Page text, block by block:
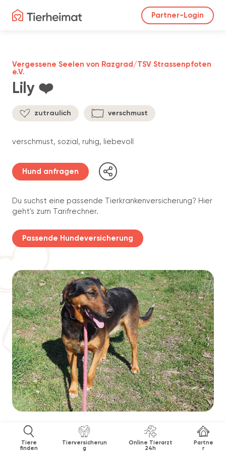
Partner-Login
Tiere
finden
Tierversicherun
g
Online Tierarzt
24h
Partne
r
Lily ❤️
Vergessene Seelen von Razgrad/TSV Strassenpfoten
e.V.
zutraulich verschmust
verschmust, sozial, ruhig, liebevoll
Hund anfragen
Du suchst eine passende Tierkrankenversicherung? Hier
geht's zum Tarifrechner.
Passende Hundeversicherung